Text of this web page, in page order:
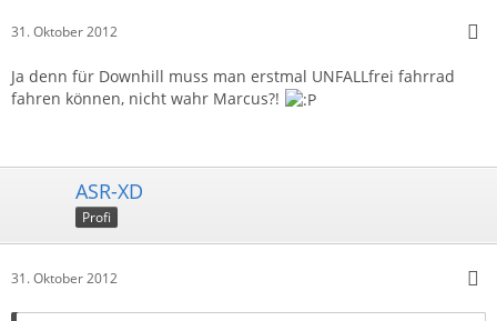
31. Oktober 2012
Ja denn für Downhill muss man erstmal UNFALLfrei fahrrad
fahren können, nicht wahr Marcus?!
ASR-XD
Profi
31. Oktober 2012